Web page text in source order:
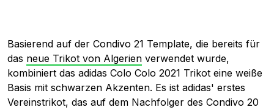
Basierend auf der Condivo 21 Template, die bereits für
das neue Trikot von Algerien verwendet wurde,
kombiniert das adidas Colo Colo 2021 Trikot eine weiße
Basis mit schwarzen Akzenten. Es ist adidas' erstes
Vereinstrikot, das auf dem Nachfolger des Condivo 20